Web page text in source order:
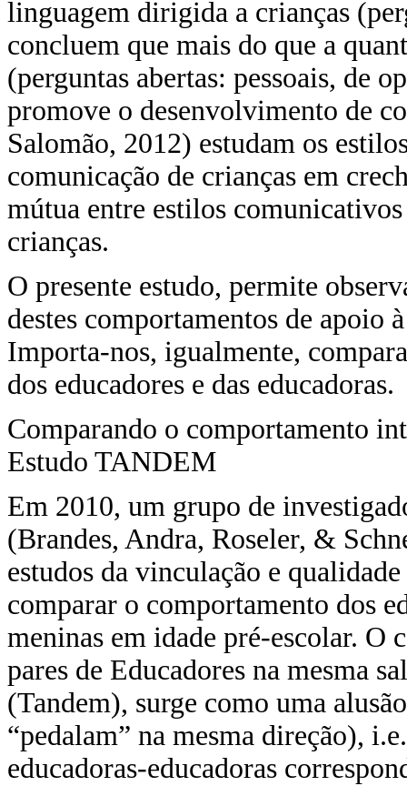
linguagem dirigida a crianças
concluem que mais do que a
(perguntas abertas: pessoais, de
promove o desenvolvimento de
Salomão, 2012) estudam os
comunicação de crianças em
mútua entre estilos
crianças.
O presente estudo, permite
destes comportamentos de apoio
Importa-nos, igualmente,
dos educadores e das educadoras.
Comparando o comportamento
Estudo TANDEM
Em 2010, um grupo de
(Brandes, Andra, Roseler, &
estudos da vinculação e
comparar o comportamento dos
meninas em idade pré-escolar.
pares de Educadores na mesma
(Tandem), surge como uma
“pedalam” na mesma direção),
educadoras-educadoras